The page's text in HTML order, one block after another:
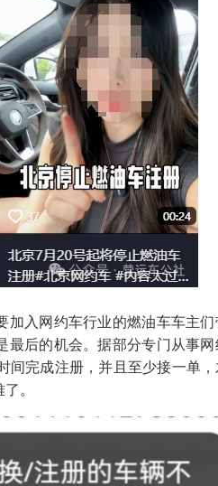
加入网约车行业的燃油车车主
最后的机会。据部分专门从事
间完成注册，并且至少接一单
。